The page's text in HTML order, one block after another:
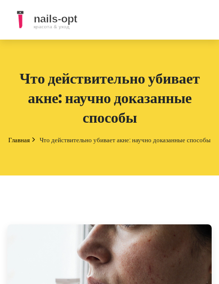
Что действительно убивает
акне: научно доказанные
способы
Главная Что действительно убивает акне: научно доказанные способы